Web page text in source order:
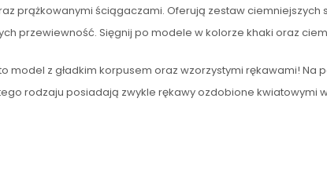
prążkowanymi ściągaczami. Oferują zestaw
przewiewność. Sięgnij po modele w kolorze khaki oraz
model z gładkim korpusem oraz wzorzystymi rękawami! Na
rodzaju posiadają zwykle rękawy ozdobione kwiatowymi